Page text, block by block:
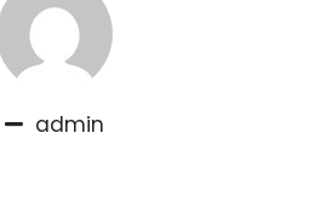
admin